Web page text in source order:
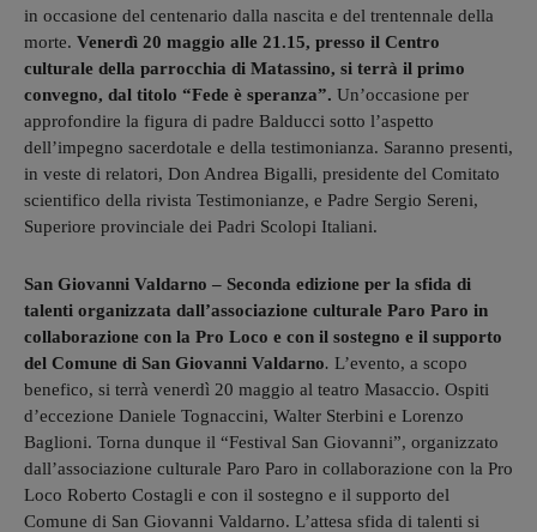
in occasione del centenario dalla nascita e del trentennale della
morte. Venerdì 20 maggio alle 21.15, presso il Centro
culturale della parrocchia di Matassino, si terrà il primo
convegno, dal titolo “Fede è speranza”. Un’occasione per
approfondire la figura di padre Balducci sotto l’aspetto
dell’impegno sacerdotale e della testimonianza. Saranno presenti,
in veste di relatori, Don Andrea Bigalli, presidente del Comitato
scientifico della rivista Testimonianze, e Padre Sergio Sereni,
Superiore provinciale dei Padri Scolopi Italiani.
San Giovanni Valdarno – Seconda edizione per la sfida di
talenti organizzata dall’associazione culturale Paro Paro in
collaborazione con la Pro Loco e con il sostegno e il supporto
del Comune di San Giovanni Valdarno. L’evento, a scopo
benefico, si terrà venerdì 20 maggio al teatro Masaccio. Ospiti
d’eccezione Daniele Tognaccini, Walter Sterbini e Lorenzo
Baglioni. Torna dunque il “Festival San Giovanni”, organizzato
dall’associazione culturale Paro Paro in collaborazione con la Pro
Loco Roberto Costagli e con il sostegno e il supporto del
Comune di San Giovanni Valdarno. L’attesa sfida di talenti si